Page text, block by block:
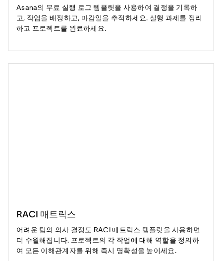
Asana의 무료 실행 로그 템플릿을 사용하여 결정을 기록하
고, 작업을 배정하고, 마감일을 추적하세요. 실행 과제를 정리
하고 프로젝트를 완료하세요.
RACI 매트릭스
어려운 팀의 의사 결정도 RACI 매트릭스 템플릿을 사용하면
더 수월해집니다. 프로젝트의 각 작업에 대해 역할을 정의하
여 모든 이해관계자를 위해 즉시 명확성을 높이세요.